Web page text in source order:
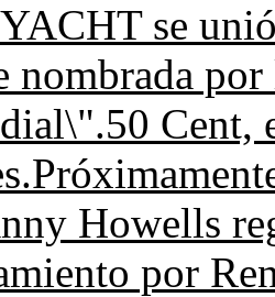
se
nombrada
50 Cent,
Howells
por